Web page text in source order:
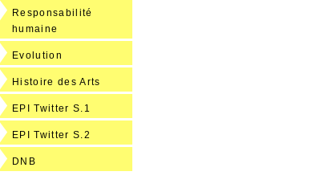
Responsabilité
humaine
Evolution
Histoire des Arts
EPI Twitter S.1
EPI Twitter S.2
DNB